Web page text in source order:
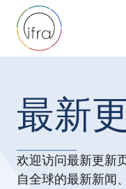
最新
欢迎访问最新更新
自全球的最新新闻